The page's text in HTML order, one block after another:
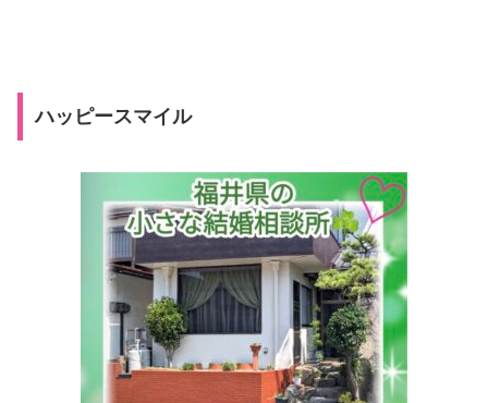
ハッピースマイル